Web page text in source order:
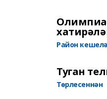
Район
Туган
Төрлесеннән